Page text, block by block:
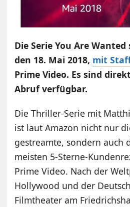
Die Serie You Are
den 18. Mai 2018, mit
Prime Video. Es sind
Abruf verfügbar.
Die Thriller-Serie mit
ist laut Amazon nicht nur
gestreamte, sondern auch
meisten 5-Sterne-
Prime Video. Nach der
Hollywood und der
Filmtheater am